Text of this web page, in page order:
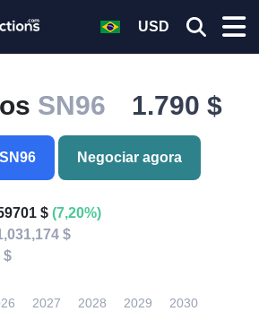
USD
SN96 1.790 $
Negociar agora
$ (7,20%)
$
$
2027 2028 2029 2030